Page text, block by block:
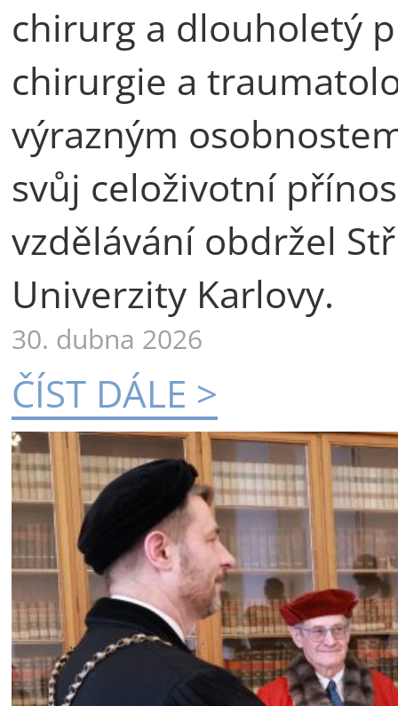
chirurg a dlouholetý
chirurgie a
výrazným
svůj celoživotní
vzdělávání obdržel
Univerzity Karlovy.
30. dubna 2026
ČÍST DÁLE >